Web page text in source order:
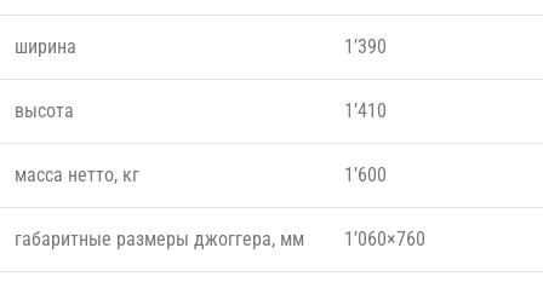
ширина 1’390
высота 1’410
масса нетто, кг 1’600
габаритные размеры джоггера, мм 1’060×760